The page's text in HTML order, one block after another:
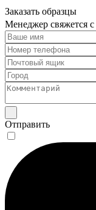
Заказать образцы
Менеджер свяжется
Отправить